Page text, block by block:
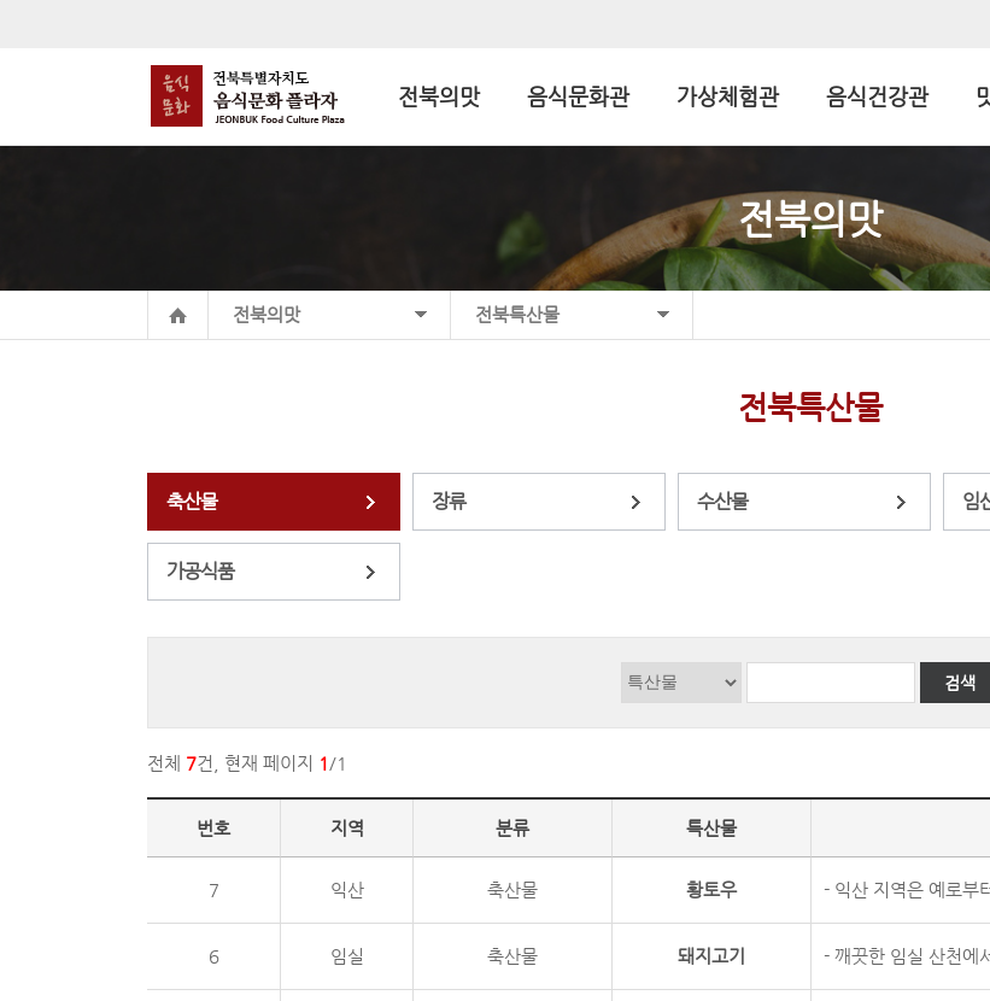
전북의맛 음식문화관 가상체험관 음식건강관
전북의맛
전북의맛 전북특산물
전북특산물
축산물 장류 수산물 임
가공식품
검색
전체 7건, 현재 페이지 1/1
번호 지역 분류 특산물
7 익산 축산물 황토우 - 익산 지역은 예로부
6 임실 축산물 돼지고기 - 깨끗한 임실 산천에